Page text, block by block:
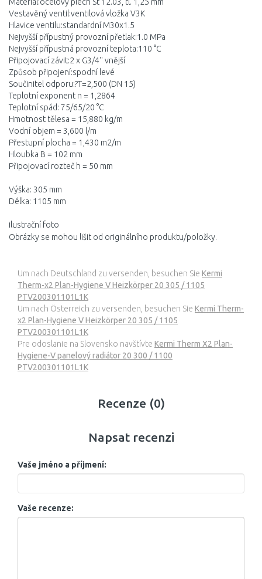
Vestavěný ventil:ventilová vložka V3K
Hlavice ventilu:standardní M30x1.5
Nejvyšší přípustný provozní přetlak:1.0 MPa
Nejvyšší přípustná provozní teplota:110 °C
Připojovací závit:2 x G3/4'' vnější
Způsob připojení:spodní levé
Součinitel odporu:?T=2,500 (DN 15)
Teplotní exponent n = 1,2864
Teplotní spád: 75/65/20 °C
Hmotnost tělesa = 15,880 kg/m
Vodní objem = 3,600 l/m
Přestupní plocha = 1,430 m2/m
Hloubka B = 102 mm
Připojovací rozteč h = 50 mm
Výška: 305 mm
Délka: 1105 mm
ilustrační foto
Obrázky se mohou lišit od originálního produktu/položky.
Um nach Deutschland zu versenden, besuchen Sie Kermi
Therm-x2 Plan-Hygiene V Heizkörper 20 305 / 1105
PTV200301101L1K
Um nach Österreich zu versenden, besuchen Sie Kermi Therm-
x2 Plan-Hygiene V Heizkörper 20 305 / 1105
PTV200301101L1K
Pre odoslanie na Slovensko navštívte Kermi Therm X2 Plan-
Hygiene-V panelový radiátor 20 300 / 1100
PTV200301101L1K
Recenze (0)
Napsat recenzi
Vaše jméno a příjmení:
Vaše recenze: